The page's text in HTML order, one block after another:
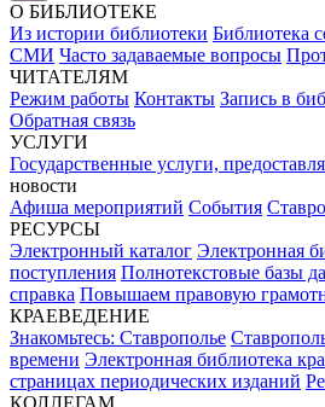
О БИБЛИОТЕКЕ
Из истории библиотеки Библиотека
СМИ Часто задаваемые вопросы
ЧИТАТЕЛЯМ
Режим работы Контакты Запись в
Обратная связь
УСЛУГИ
Государственные услуги,
новости
Афиша мероприятий События
РЕСУРСЫ
Электронный каталог Электронная
поступления Полнотекстовые базы
справка Повышаем правовую
КРАЕВЕДЕНИЕ
Знакомьтесь: Ставрополье
времени Электронная библиотека
страницах периодических изданий
КОЛЛЕГАМ